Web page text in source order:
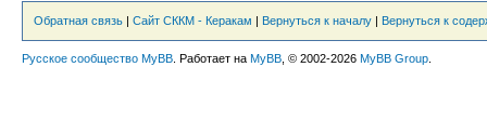
Обратная связь | Сайт СККМ - Керакам | Вернуться к началу | Вернуться к
Русское сообщество MyBB . Работает на MyBB , © 2002-2026 MyBB Group